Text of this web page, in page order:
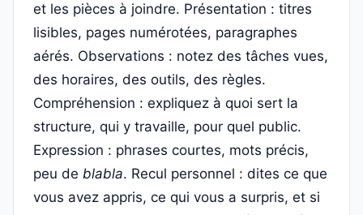
et les pièces à joindre. Présentation : titres
lisibles, pages numérotées, paragraphes
aérés. Observations : notez des tâches vues,
des horaires, des outils, des règles.
Compréhension : expliquez à quoi sert la
structure, qui y travaille, pour quel public.
Expression : phrases courtes, mots précis,
peu de blabla. Recul personnel : dites ce que
vous avez appris, ce qui vous a surpris, et si